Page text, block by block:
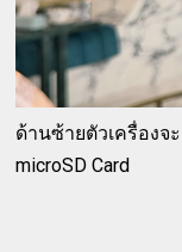
ด้านซ้ายตัวเครื่องจ
microSD Card